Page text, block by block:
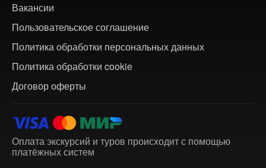
Вакансии
Пользовательское соглашение
Политика обработки персональных данных
Политика обработки cookie
Договор оферты
Оплата экскурсий и туров происходит с помощью
платёжных систем